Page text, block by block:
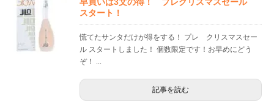
早買いは3文の得！ プレクリスマスセール
スタート！
慌てたサンタだけが得をする！ プレ クリスマスセー
ル スタートしました！ 個数限定です！お早めにどう
ぞ！ ...
記事を読む